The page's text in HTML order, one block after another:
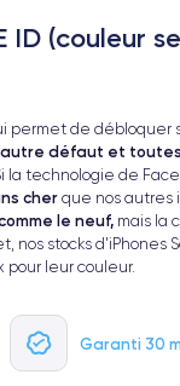
ID (couleur
permet de débloquer
défaut et
la technologie de
cher que nos autres
le neuf, mais la
nos stocks d'iPhones
pour leur couleur.
Garanti 30